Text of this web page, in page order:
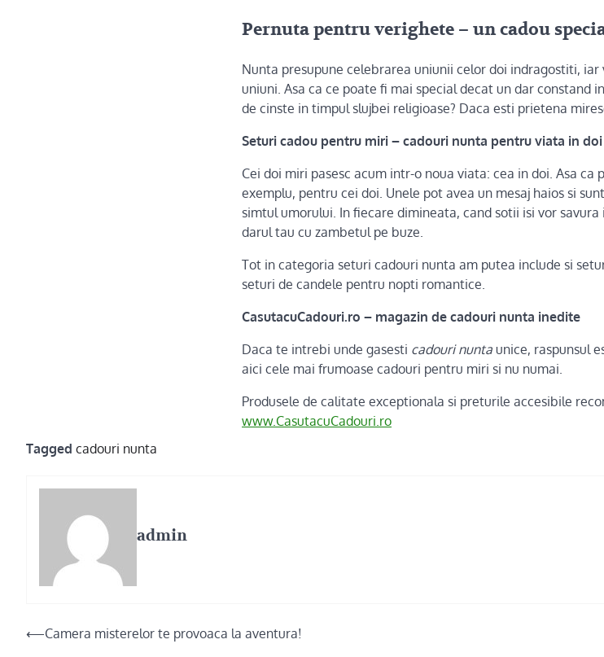
Pernuta pentru verighete – un cadou
Nunta presupune celebrarea uniunii celor doi indragostiti,
uniuni. Asa ca ce poate fi mai special decat un dar constand
de cinste in timpul slujbei religioase? Daca esti prietena
Seturi cadou pentru miri – cadouri nunta pentru viata in doi
Cei doi miri pasesc acum intr-o noua viata: cea in doi. Asa ca
exemplu, pentru cei doi. Unele pot avea un mesaj haios si
simtul umorului. In fiecare dimineata, cand sotii isi vor
darul tau cu zambetul pe buze.
Tot in categoria seturi cadouri nunta am putea include si
seturi de candele pentru nopti romantice.
CasutacuCadouri.ro – magazin de cadouri nunta inedite
Daca te intrebi unde gasesti cadouri nunta unice, raspunsul
aici cele mai frumoase cadouri pentru miri si nu numai.
Produsele de calitate exceptionala si preturile accesibile
www.CasutacuCadouri.ro
Tagged cadouri nunta
admin
Post
⟵Camera misterelor te provoaca la aventura!